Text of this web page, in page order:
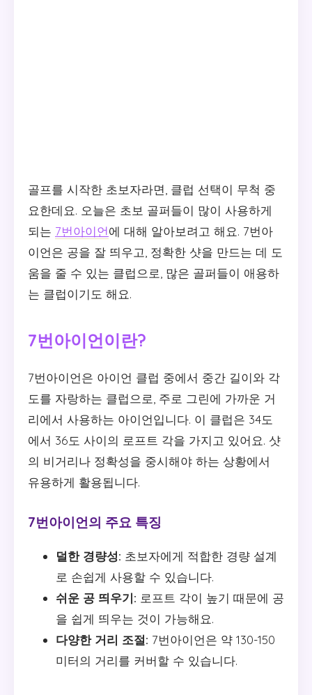
골프를 시작한 초보자라면, 클럽 선택이 무척 중
요한데요. 오늘은 초보 골퍼들이 많이 사용하게
되는 7번아이언에 대해 알아보려고 해요. 7번아
이언은 공을 잘 띄우고, 정확한 샷을 만드는 데 도
움을 줄 수 있는 클럽으로, 많은 골퍼들이 애용하
는 클럽이기도 해요.
7번아이언이란?
7번아이언은 아이언 클럽 중에서 중간 길이와 각
도를 자랑하는 클럽으로, 주로 그린에 가까운 거
리에서 사용하는 아이언입니다. 이 클럽은 34도
에서 36도 사이의 로프트 각을 가지고 있어요. 샷
의 비거리나 정확성을 중시해야 하는 상황에서
유용하게 활용됩니다.
7번아이언의 주요 특징
덜한 경량성: 초보자에게 적합한 경량 설계
로 손쉽게 사용할 수 있습니다.
쉬운 공 띄우기: 로프트 각이 높기 때문에 공
을 쉽게 띄우는 것이 가능해요.
다양한 거리 조절: 7번아이언은 약 130-150
미터의 거리를 커버할 수 있습니다.